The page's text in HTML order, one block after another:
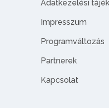
Adatkezelési
Impresszum
Programváltozás
Partnerek
Kapcsolat